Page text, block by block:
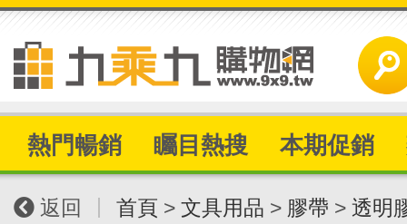
熱門暢銷 矚目熱搜 本期促銷
返回 | 首頁 > 文具用品 > 膠帶 > 透明